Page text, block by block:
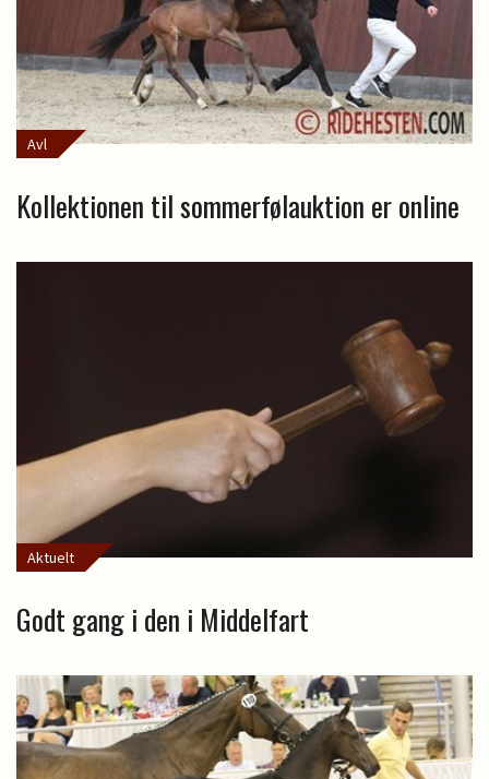
Avl
Kollektionen til sommerfølauktion er online
Aktuelt
Godt gang i den i Middelfart